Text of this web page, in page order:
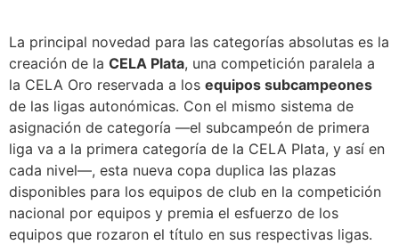
La principal novedad para las categorías absolutas es la
creación de la CELA Plata, una competición paralela a
la CELA Oro reservada a los equipos subcampeones
de las ligas autonómicas. Con el mismo sistema de
asignación de categoría —el subcampeón de primera
liga va a la primera categoría de la CELA Plata, y así en
cada nivel—, esta nueva copa duplica las plazas
disponibles para los equipos de club en la competición
nacional por equipos y premia el esfuerzo de los
equipos que rozaron el título en sus respectivas ligas.